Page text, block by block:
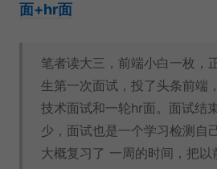
面+hr面
笔者读大三，前端小白一枚，
生第一次面试，投了头条前端
技术面试和一轮hr面。面试结
少，面试也是一个学习检测自
大概复习了 一周的时间，把以